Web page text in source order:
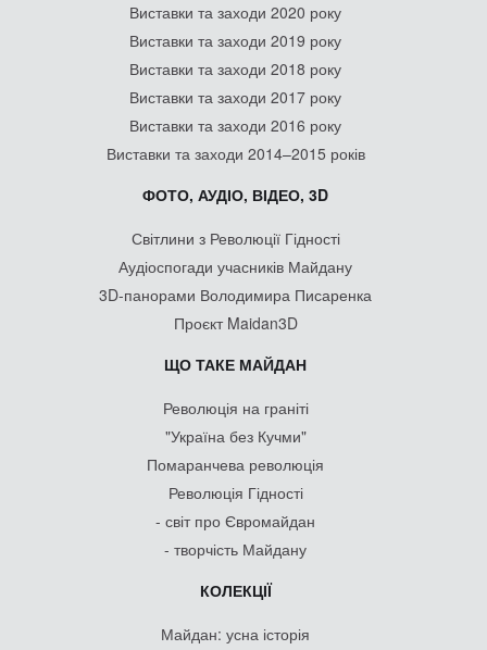
Виставки та заходи 2020 року
Виставки та заходи 2019 року
Виставки та заходи 2018 року
Виставки та заходи 2017 року
Виставки та заходи 2016 року
Виставки та заходи 2014–2015 років
ФОТО, АУДІО, ВІДЕО, 3D
Світлини з Революції Гідності
Аудіоспогади учасників Майдану
3D-панорами Володимира Писаренка
Проєкт Maidan3D
ЩО ТАКЕ МАЙДАН
Революція на граніті
"Україна без Кучми"
Помаранчева революція
Революція Гідності
- світ про Євромайдан
- творчість Майдану
КОЛЕКЦІЇ
Майдан: усна історія